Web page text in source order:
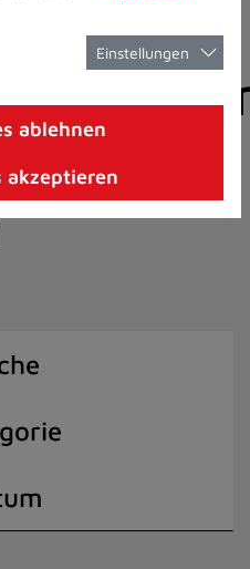
Einstellungen
ablehnen
akzeptieren